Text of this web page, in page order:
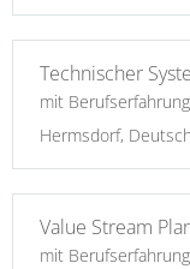
Technischer
mit Berufserfahrung
Hermsdorf,
Value Stream
mit Berufserfahrung